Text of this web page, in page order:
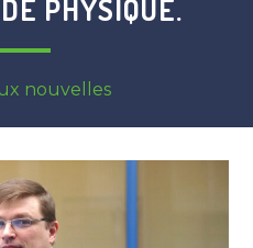
PHYSIQUE.
nouvelles